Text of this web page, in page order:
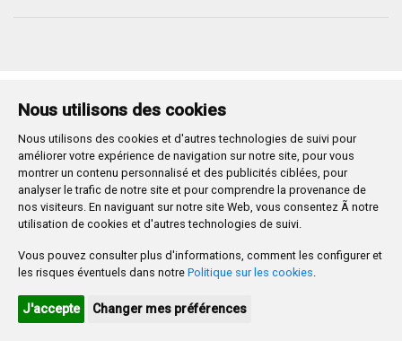
Nous utilisons des cookies
Nous utilisons des cookies et d'autres technologies de suivi pour
améliorer votre expérience de navigation sur notre site, pour vous
montrer un contenu personnalisé et des publicités ciblées, pour
analyser le trafic de notre site et pour comprendre la provenance de
nos visiteurs. En naviguant sur notre site Web, vous consentez Ã notre
utilisation de cookies et d'autres technologies de suivi.
Vous pouvez consulter plus d'informations, comment les configurer et
les risques éventuels dans notre Politique sur les cookies.
J'accepte Changer mes préférences
Plaza Mayor 1- 09071
CONTACTO | AVISOS, QUEJAS Y SUGERENCIAS
CANAL DE DENUNCIAS
MAPA WEB
AVISO LEGAL
POLÍTICA DE PRIVACIDAD
ACCESIBILIDAD
PROMUEVE BURGOS
HTML 5 CSS3 WAI 'AA'